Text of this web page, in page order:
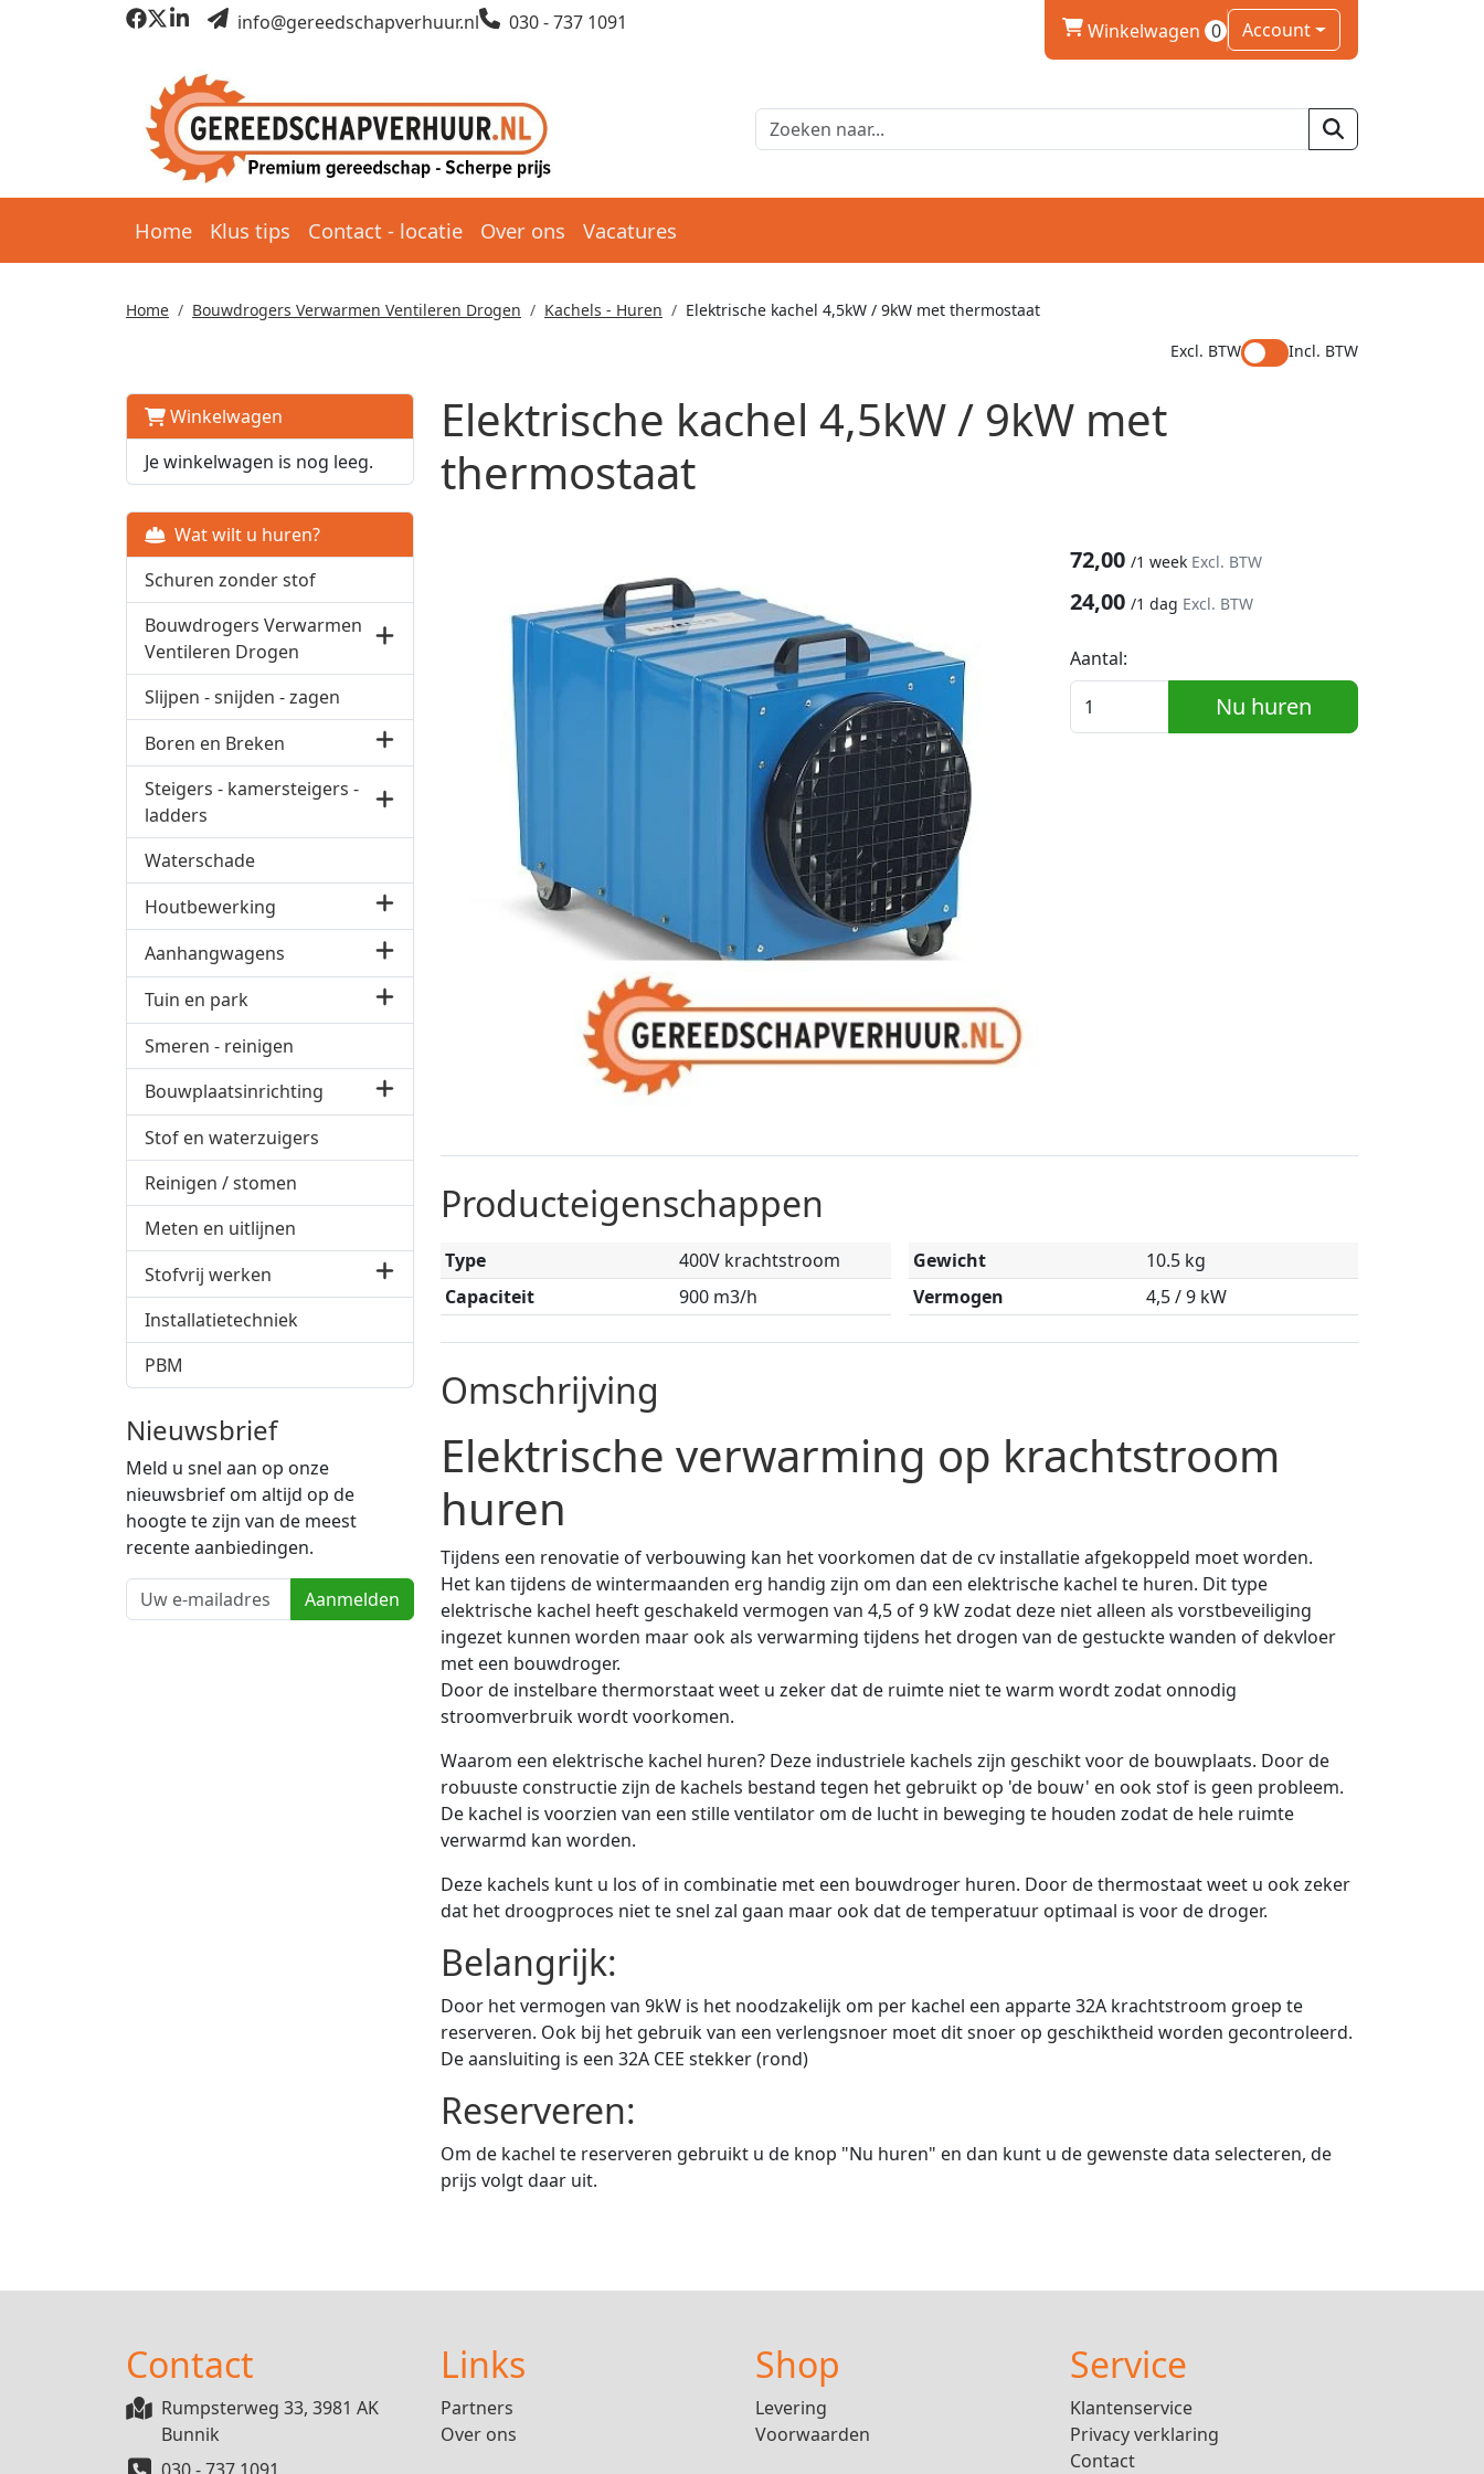
info@gereedschapverhuur.nl 030 - 737 1091 winkelwagen
Winkelwagen 0 Account
Home Klus tips Contact - locatie Over ons Vacatures
Home Bouwdrogers Verwarmen Ventileren Drogen Kachels - Huren
Elektrische kachel 4,5kW / 9kW met thermostaat
Excl. BTW
Incl. BTW
Winkelwagen
Je winkelwagen is nog leeg.
Wat wilt u huren?
Schuren zonder stof
Bouwdrogers Verwarmen
Ventileren Drogen
Slijpen - snijden - zagen
Boren en Breken
Steigers - kamersteigers -
ladders
Waterschade
Houtbewerking
Aanhangwagens
Tuin en park
Smeren - reinigen
Bouwplaatsinrichting
Stof en waterzuigers
Reinigen / stomen
Meten en uitlijnen
Stofvrij werken
Installatietechniek
PBM
Nieuwsbrief
Meld u snel aan op onze
nieuwsbrief om altijd op de
hoogte te zijn van de meest
recente aanbiedingen.
Aanmelden
Elektrische kachel 4,5kW / 9kW met
thermostaat
24,00 /1 dag Excl. BTW
72,00 /1 week Excl. BTW
Aantal:
Nu huren
Producteigenschappen
Type
400V krachtstroom
Capaciteit
900 m3/h
Gewicht
10.5 kg
Vermogen
4,5 / 9 kW
Omschrijving
Elektrische verwarming op krachtstroom
huren
Tijdens een renovatie of verbouwing kan het voorkomen dat de cv installatie afgekoppeld moet worden.
Het kan tijdens de wintermaanden erg handig zijn om dan een elektrische kachel te huren. Dit type
elektrische kachel heeft geschakeld vermogen van 4,5 of 9 kW zodat deze niet alleen als vorstbeveiliging
ingezet kunnen worden maar ook als verwarming tijdens het drogen van de gestuckte wanden of dekvloer
met een bouwdroger.
Door de instelbare thermorstaat weet u zeker dat de ruimte niet te warm wordt zodat onnodig
stroomverbruik wordt voorkomen.
Waarom een elektrische kachel huren? Deze industriele kachels zijn geschikt voor de bouwplaats. Door de
robuuste constructie zijn de kachels bestand tegen het gebruikt op 'de bouw' en ook stof is geen probleem.
De kachel is voorzien van een stille ventilator om de lucht in beweging te houden zodat de hele ruimte
verwarmd kan worden.
Deze kachels kunt u los of in combinatie met een bouwdroger huren. Door de thermostaat weet u ook zeker
dat het droogproces niet te snel zal gaan maar ook dat de temperatuur optimaal is voor de droger.
Belangrijk:
Door het vermogen van 9kW is het noodzakelijk om per kachel een apparte 32A krachtstroom groep te
reserveren. Ook bij het gebruik van een verlengsnoer moet dit snoer op geschiktheid worden gecontroleerd.
De aansluiting is een 32A CEE stekker (rond)
Reserveren:
Om de kachel te reserveren gebruikt u de knop "Nu huren" en dan kunt u de gewenste data selecteren, de
prijs volgt daar uit.
Contact
Rumpsterweg 33, 3981 AK
Bunnik
Links
Partners
Over ons
Shop
Levering
Voorwaarden
Service
Klantenservice
Privacy verklaring
Contact